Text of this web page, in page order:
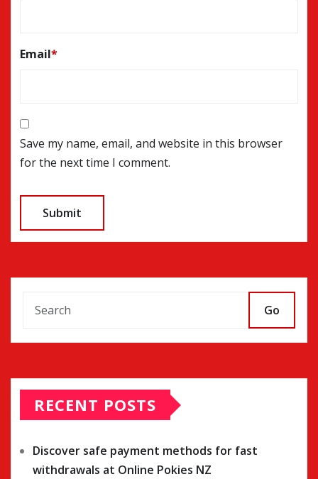
Email*
Save my name, email, and website in this browser
for the next time I comment.
Go
RECENT POSTS
Discover safe payment methods for fast
withdrawals at Online Pokies NZ